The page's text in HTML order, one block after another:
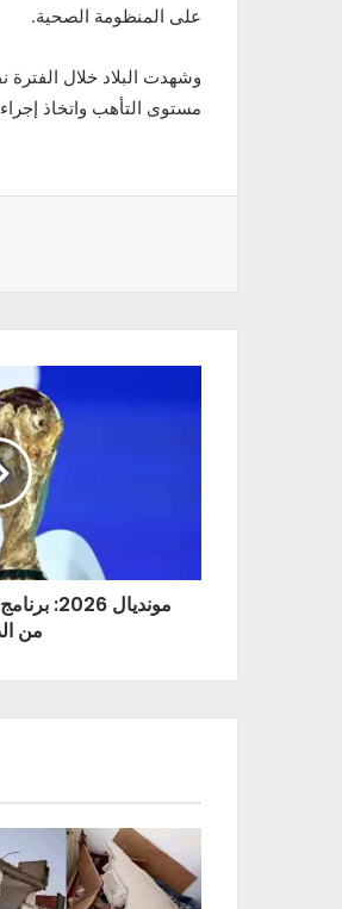
على المنظومة الصحية.
وشهدت البلاد خلال الفترة
مستوى التأهب واتخاذ
مونديال
من